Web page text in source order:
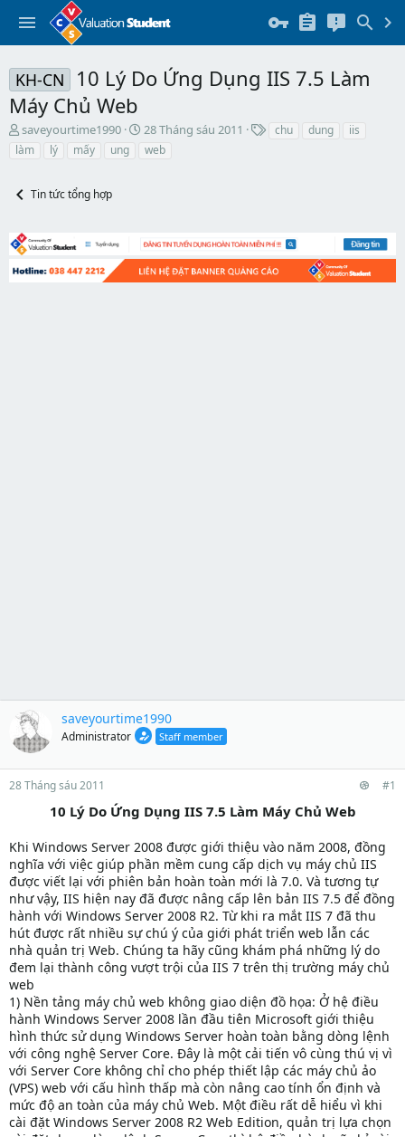
KH-CN
10 Lý Do Ứng Dụng IIS 7.5 Làm
Máy Chủ Web
T
h
a
t
a
r
saveyourtime1990
N
g
đ
ầ
u
28 Tháng sáu 2011 chu dung
iis
làm
lý mấy ung web
Tin tức tổng hợp
saveyourtime1990
Administrator Staff member
28 Tháng sáu 2011 #1
10 Lý Do Ứng Dụng IIS 7.5 Làm Máy Chủ Web
Khi Windows Server 2008 được giới thiệu vào năm 2008, đồng
nghĩa với việc giúp phần mềm cung cấp dịch vụ máy chủ IIS
được viết lại với phiên bản hoàn toàn mới là 7.0. Và tương tự
như vậy, IIS hiện nay đã được nâng cấp lên bản IIS 7.5 để đồng
hành với Windows Server 2008 R2. Từ khi ra mắt IIS 7 đã thu
hút được rất nhiều sự chú ý của giới phát triển web lẫn các
nhà quản trị Web. Chúng ta hãy cũng khám phá những lý do
đem lại thành công vượt trội của IIS 7 trên thị trường máy chủ
web
1) Nền tảng máy chủ web không giao diện đồ họa: Ở hệ điều
hành Windows Server 2008 lần đầu tiên Microsoft giới thiệu
hình thức sử dụng Windows Server hoàn toàn bằng dòng lệnh
với công nghệ Server Core. Đây là một cải tiến vô cùng thú vị vì
với Server Core không chỉ cho phép thiết lập các máy chủ ảo
(VPS) web với cấu hình thấp mà còn nâng cao tính ổn định và
mức độ an toàn của máy chủ Web. Một điều rất dễ hiểu vì khi
cài đặt Windows Server 2008 R2 Web Edition, quản trị lựa chọn